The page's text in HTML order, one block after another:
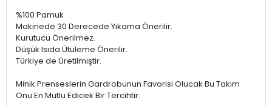
%100 Pamuk
Makinede 30 Derecede Yıkama Önerilir.
Kurutucu Önerilmez.
Düşük Isıda Ütüleme Önerilir.
Türkiye de Üretilmiştir.
Minik Prenseslerin Gardrobunun Favorisi Olucak Bu Takım
Onu En Mutlu Edicek Bir Tercihtir.